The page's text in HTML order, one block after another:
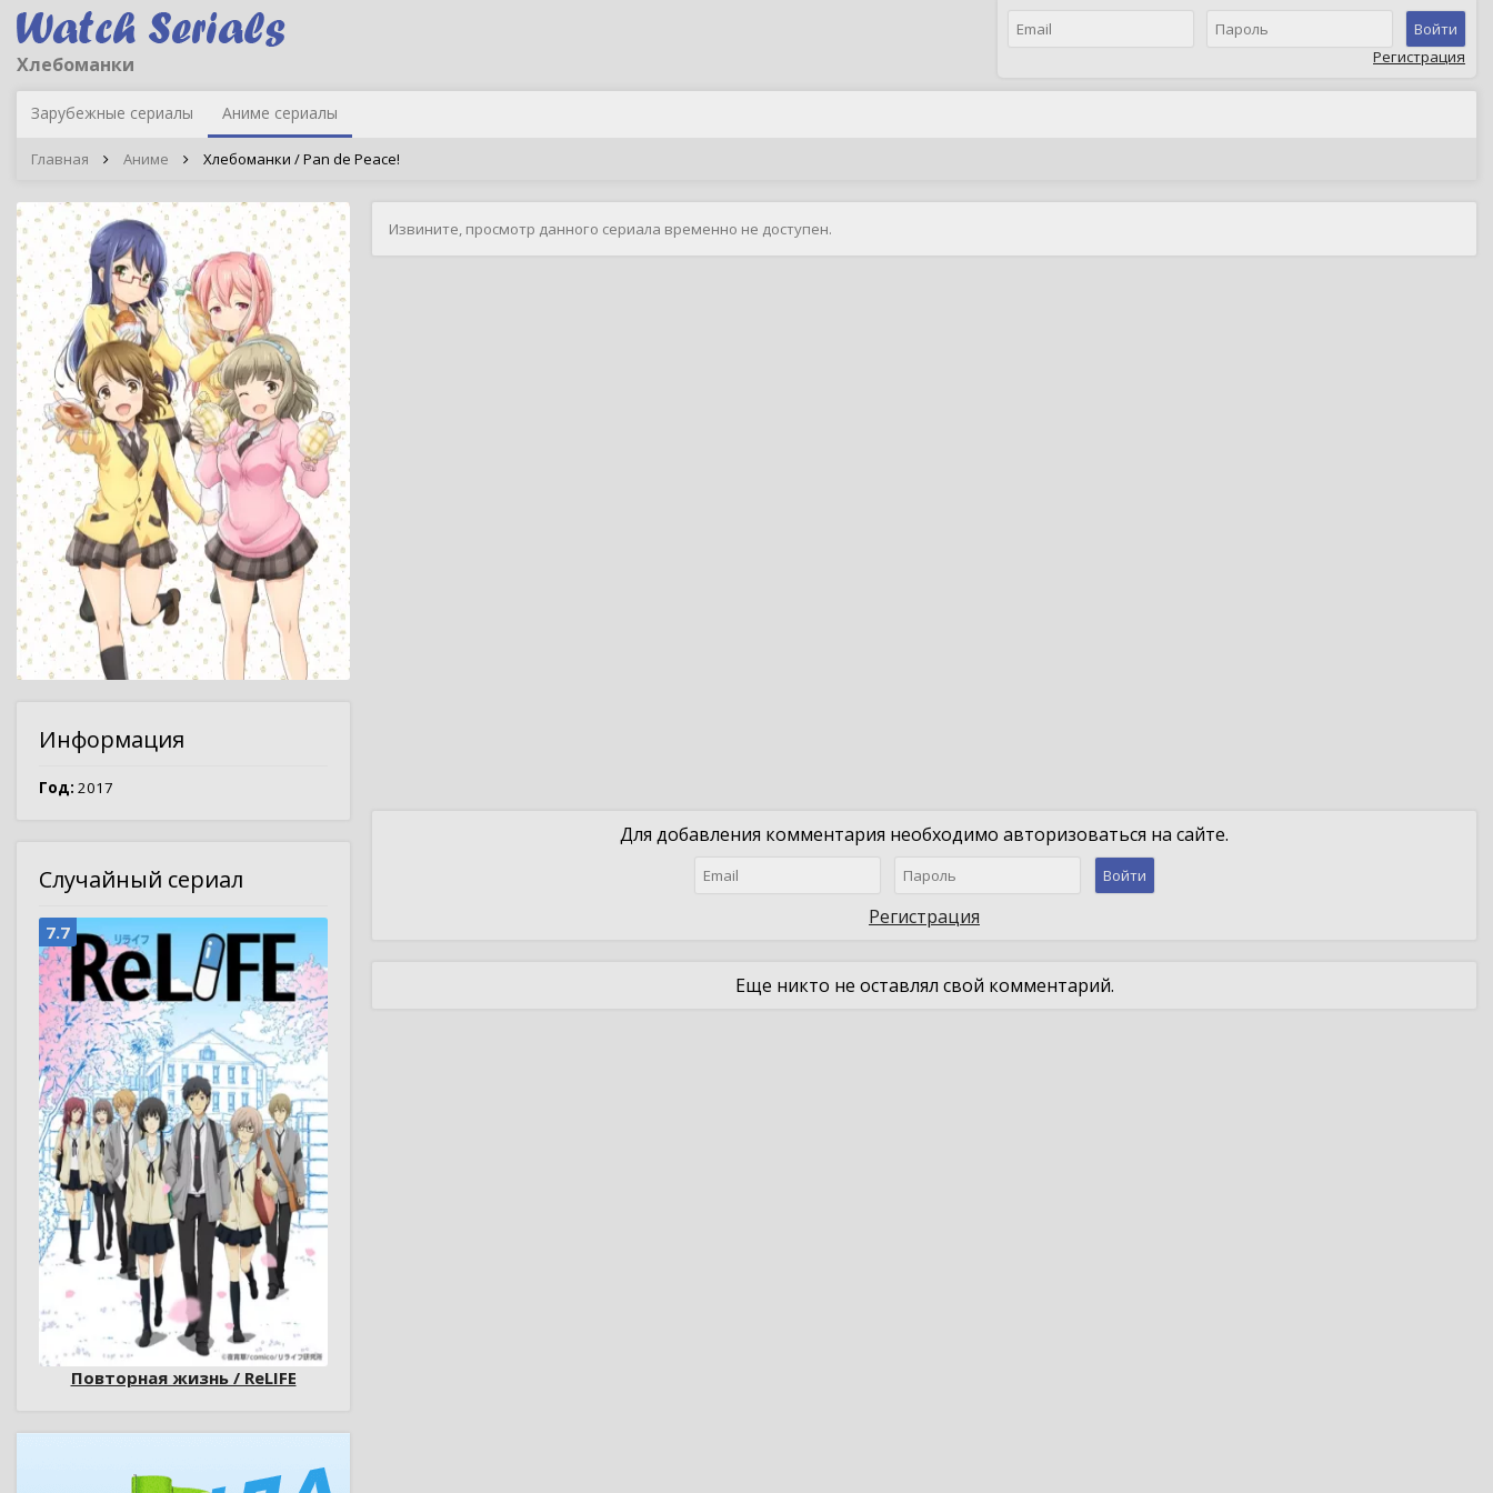
Хлебоманки
Войти
Регистрация
Зарубежные сериалы Аниме сериалы
Главная Аниме Хлебоманки / Pan de Peace!
Информация
Год: 2017
Случайный сериал
7.7
Повторная жизнь / ReLIFE
Извините, просмотр данного сериала временно не доступен.
Для добавления комментария необходимо авторизоваться на сайте.
Войти
Регистрация
Еще никто не оставлял свой комментарий.